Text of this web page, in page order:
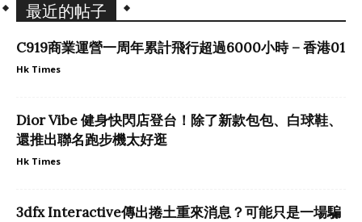
最近的帖子
C919商業運營一周年累計飛行超過6000小時 – 香港01
Hk Times
Dior Vibe 健身快閃店登台！除了新款包包、白球鞋、
還推出聯名跑步機太好逛
Hk Times
3dfx Interactive傳出捲土重來消息？可能只是一場騙